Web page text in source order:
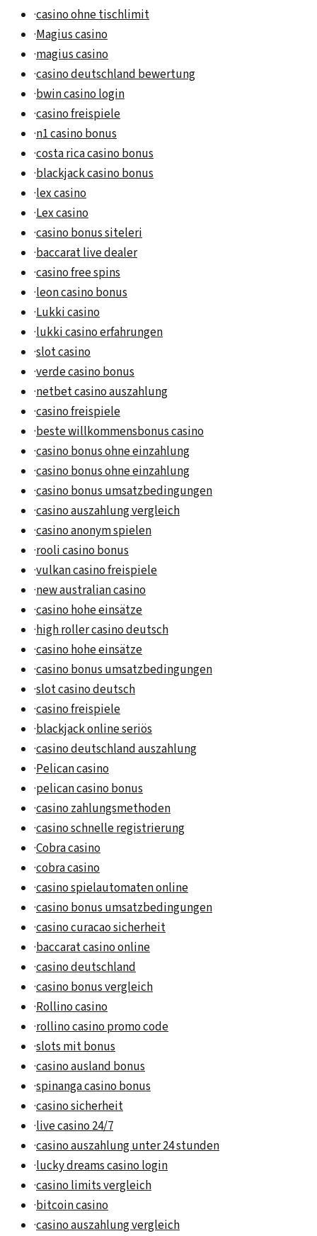
·casino ohne tischlimit
·Magius casino
·magius casino
·casino deutschland bewertung
·bwin casino login
·casino freispiele
·n1 casino bonus
·costa rica casino bonus
·blackjack casino bonus
·lex casino
·Lex casino
·casino bonus siteleri
·baccarat live dealer
·casino free spins
·leon casino bonus
·Lukki casino
·lukki casino erfahrungen
·slot casino
·verde casino bonus
·netbet casino auszahlung
·casino freispiele
·beste willkommensbonus casino
·casino bonus ohne einzahlung
·casino bonus ohne einzahlung
·casino bonus umsatzbedingungen
·casino auszahlung vergleich
·casino anonym spielen
·rooli casino bonus
·vulkan casino freispiele
·new australian casino
·casino hohe einsätze
·high roller casino deutsch
·casino hohe einsätze
·casino bonus umsatzbedingungen
·slot casino deutsch
·casino freispiele
·blackjack online seriös
·casino deutschland auszahlung
·Pelican casino
·pelican casino bonus
·casino zahlungsmethoden
·casino schnelle registrierung
·Cobra casino
·cobra casino
·casino spielautomaten online
·casino bonus umsatzbedingungen
·casino curacao sicherheit
·baccarat casino online
·casino deutschland
·casino bonus vergleich
·Rollino casino
·rollino casino promo code
·slots mit bonus
·casino ausland bonus
·spinanga casino bonus
·casino sicherheit
·live casino 24/7
·casino auszahlung unter 24 stunden
·lucky dreams casino login
·casino limits vergleich
·bitcoin casino
·casino auszahlung vergleich